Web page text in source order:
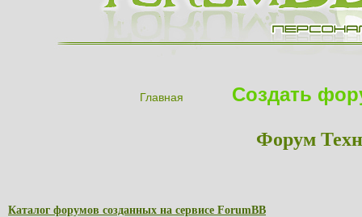
Главная Создать
Форум
Каталог форумов созданных на сервисе ForumBB